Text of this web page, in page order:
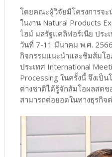
โดยคณะผู้วิจัยมีโครงการจ
ในงาน Natural Products
ไฮม์ มลรัฐแคลิฟอร์เนีย ประ
วันที่ 7-11 มีนาคม พ.ศ.
กิจกรรมแนะนำและชิมส้มโ
ประเทศ International
Processing ในครั้งนี้ จึงเป็
ต่างชาติได้รู้จักส้มโอผลสดข
สามารถต่อยอดในทางธุรกิจ